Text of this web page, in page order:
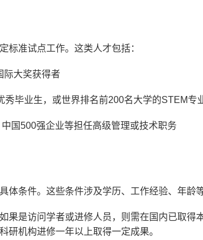
标准试点工作。这类人才包括：
际大奖获得者
秀毕业生，或世界排名前200名大学的STEM专
国500强企业等担任高级管理或技术职务
体条件。这些条件涉及学历、工作经验、年龄
果是访问学者或进修人员，则需在国内已取得
研机构进修一年以上取得一定成果。